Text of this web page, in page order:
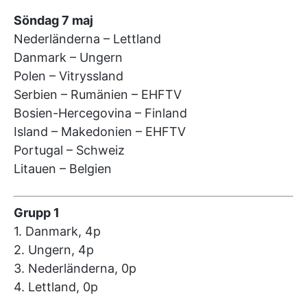
Söndag 7 maj
Nederländerna – Lettland
Danmark – Ungern
Polen – Vitryssland
Serbien – Rumänien – EHFTV
Bosien-Hercegovina – Finland
Island – Makedonien – EHFTV
Portugal – Schweiz
Litauen – Belgien
Grupp 1
1. Danmark, 4p
2. Ungern, 4p
3. Nederländerna, 0p
4. Lettland, 0p